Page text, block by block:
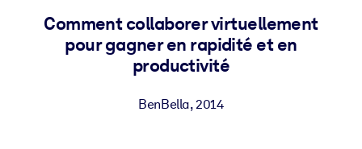
将简短且经过验证的知识引入您的 LMS/LXP，以获得更强的学习效
用值得信赖且即插即用的商业知识丰富您的企业图书馆。
Comment collaborer virtuellement
pour gagner en rapidité et en
productivité
BenBella,2014